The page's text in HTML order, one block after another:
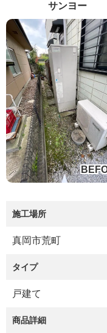
サンヨー
施工場所
真岡市荒町
タイプ
戸建て
商品詳細